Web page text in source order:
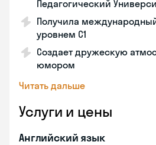
Педагогический
Получила международный
уровнем C1
Создает дружескую
юмором
Читать дальше
Услуги и цены
Английский язык